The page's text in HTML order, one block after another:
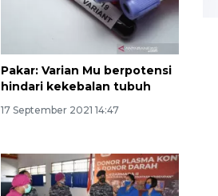
Pakar: Varian Mu berpotensi
hindari kekebalan tubuh
17 September 2021 14:47